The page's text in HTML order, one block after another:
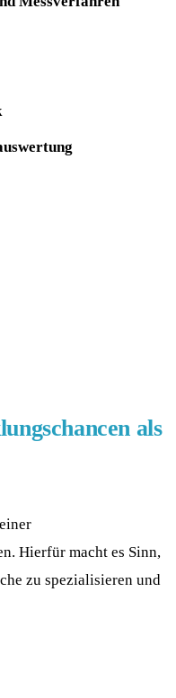
als
Hierfür macht es Sinn,
zu spezialisieren und